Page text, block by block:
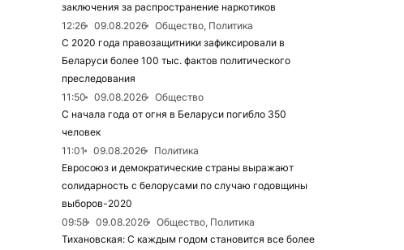
заключения за распространение наркотиков
12:26
09.08.2026
Общество, Политика
С 2020 года правозащитники зафиксировали в
Беларуси более 100 тыс. фактов политического
преследования
11:50
09.08.2026
Общество
С начала года от огня в Беларуси погибло 350
человек
11:01
09.08.2026
Политика
Евросоюз и демократические страны выражают
солидарность с белорусами по случаю годовщины
выборов-2020
09:58
09.08.2026
Общество, Политика
Тихановская: С каждым годом становится все более